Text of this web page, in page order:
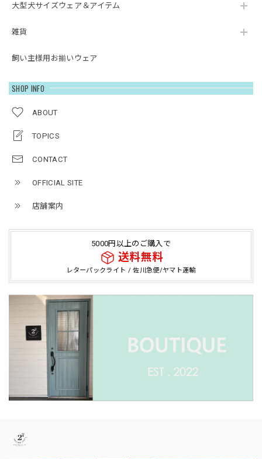
大型犬サイズウェア＆アイテム
雑貨
飼い主様用お揃いウェア
SHOP INFO
ABOUT
TOPICS
CONTACT
OFFICIAL SITE
店舗案内
5000円以上のご購入で
送料無料
レターパックライト / 佐川急便/ヤマト運輸